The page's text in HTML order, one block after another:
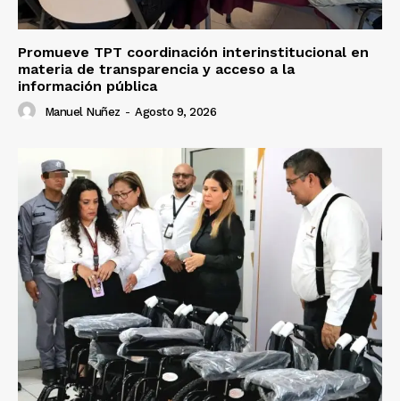
Promueve TPT coordinación interinstitucional en
materia de transparencia y acceso a la
información pública
Manuel Nuñez - Agosto 9, 2026